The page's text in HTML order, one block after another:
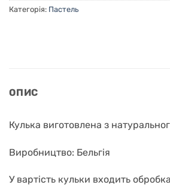
Категорія: Пастель
ОПИС
Кулька виготовлена з
Виробництво: Бельгія
У вартість кульки входить